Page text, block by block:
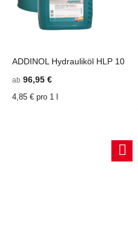
ADDINOL Hydrauliköl HLP 10
ab 96,95 €
4,85 € pro 1 l